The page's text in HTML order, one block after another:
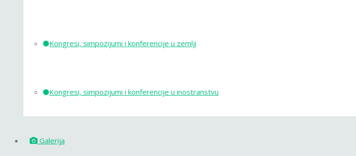
Kongresi, simpozijumi i konferencije u zemlji
Kongresi, simpozijumi i konferencije u inostranstvu
Galerija